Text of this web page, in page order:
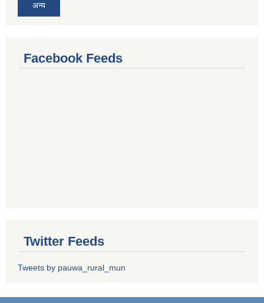
अन्य
Facebook Feeds
Twitter Feeds
Tweets by pauwa_rural_mun